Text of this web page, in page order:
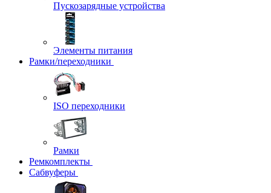
Пускозарядные устройства
Элементы питания
Рамки/переходники
ISO переходники
Рамки
Ремкомплекты
Сабвуферы